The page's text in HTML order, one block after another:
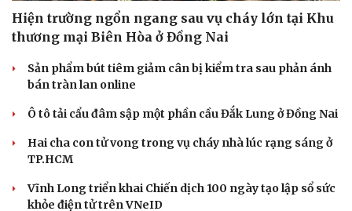
Du lịch
Tư vấn
Podcast
Hiện trường ngổn ngang sau vụ cháy lớn tại Khu
thương mại Biên Hòa ở Đồng Nai
Sản phẩm bút tiêm giảm cân bị kiểm tra sau phản ánh
bán tràn lan online
Ô tô tải cẩu đâm sập một phần cầu Đắk Lung ở Đồng Nai
Hai cha con tử vong trong vụ cháy nhà lúc rạng sáng ở
TP.HCM
Vĩnh Long triển khai Chiến dịch 100 ngày tạo lập sổ sức
khỏe điện tử trên VNeID